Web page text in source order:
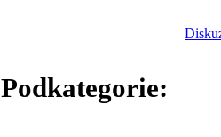
Podkategorie: